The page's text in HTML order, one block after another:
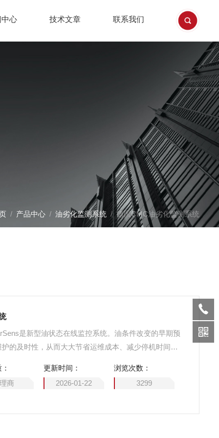
中心 技术文章 联系我们
/ 产品中心/ 油劣化监测系统/ 德国CMC油劣化监测系统
是新型油状态在线监控系统。油条件改变的早期预
的及时性，从而大大节省运维成本、减少停机时间及
商
更新时间：
2026-01-22
浏览次数：
3299